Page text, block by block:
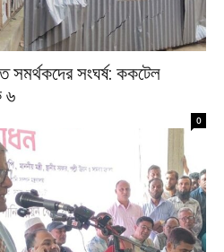
সমর্থকদের সংঘর্ষ: ককটেল
৬
0